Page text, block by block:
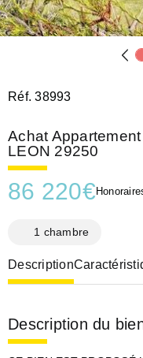
Réf. 38993
Achat
LEON 29250
86 220€
1 chambre
Description
Description du